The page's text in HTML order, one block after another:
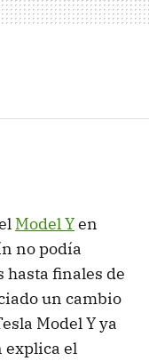
Model Yen
no podía
finales de
un cambio
Model Y ya
explica el